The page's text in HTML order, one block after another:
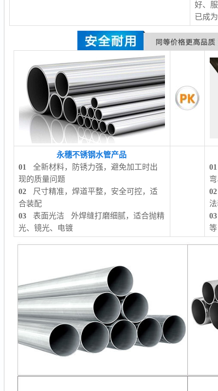
好、
已成
永穗不锈钢水管产品
01
全新材料，防锈力强，避免加工时出
现的质量问题
02 尺寸精准，焊道平整，安全可控，适
合装配
03 表面光洁 外焊缝打磨细腻，适合抛精
光、镜光、电镀
01
02
03